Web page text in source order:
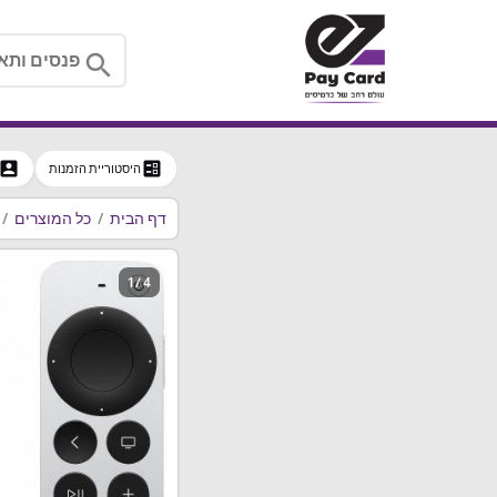
search
ballot היסטוריית הזמנות
דף הבית כל המוצרים
1 / 4